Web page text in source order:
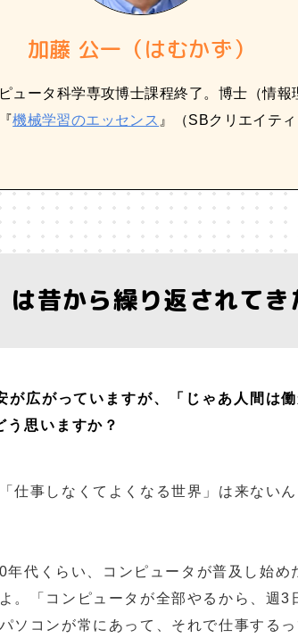
加藤 公一（はむかず）
ュータ科学専攻博士課程終了。博士（情
機械学習のエッセンス 』（SBクリエイテ
は昔から繰り返されてき
が広がっていますが、「じゃあ人間は
思いますか？
仕事しなくてよくなる世界」は来ない
代くらい、コンピュータが普及し始め
。「コンピュータが全部やるから、週3
ソコンが常にあって、それで仕事する